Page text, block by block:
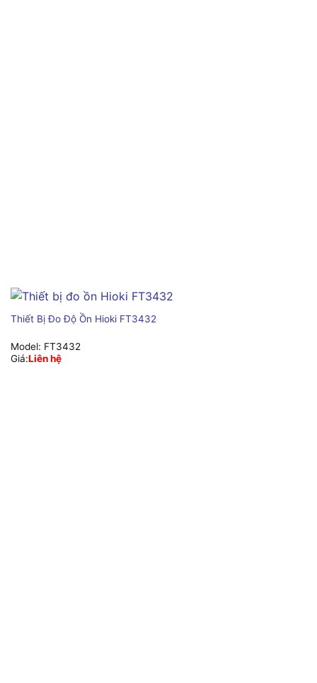
Thiết Bị Đo Độ Ồn Hioki FT3432
Model: FT3432
Giá:Liên hệ